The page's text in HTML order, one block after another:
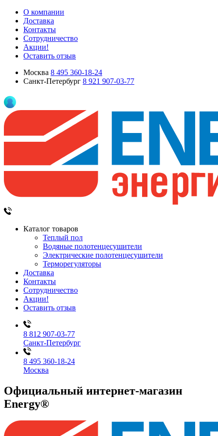
О компании
Доставка
Контакты
Сотрудничество
Акции!
Оставить отзыв
Москва 8 495 360-18-24
Санкт-Петербург 8 921 907-03-77
Каталог товаров
Теплый пол
Водяные полотенцесушители
Электрические полотенцесушители
Терморегуляторы
Доставка
Контакты
Сотрудничество
Акции!
Оставить отзыв
8 812 907-03-77
Санкт-Петербург
8 495 360-18-24
Москва
Официальный интернет-магазин
Energy®